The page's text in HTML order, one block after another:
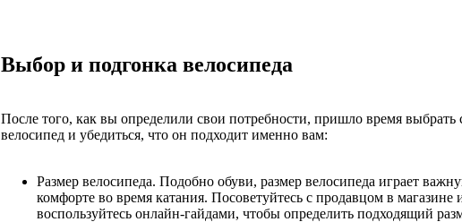
Выбор и подгонка велосипеда
После того, как вы определили свои потребности, пришло время выбрать
велосипед и убедиться, что он подходит именно вам:
Размер велосипеда. Подобно обуви, размер велосипеда играет
комфорте во время катания. Посоветуйтесь с продавцом в магазине
воспользуйтесь онлайн-гайдами, чтобы определить подходящий